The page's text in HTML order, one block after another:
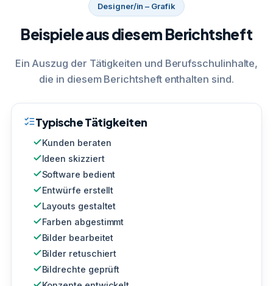
Designer/in – Grafik
Beispiele aus diesem Berichtsheft
Ein Auszug der Tätigkeiten und Berufsschulinhalte,
die in diesem Berichtsheft enthalten sind.
Typische Tätigkeiten
Kunden beraten
Ideen skizziert
Software bedient
Entwürfe erstellt
Layouts gestaltet
Farben abgestimmt
Bilder bearbeitet
Bilder retuschiert
Bildrechte geprüft